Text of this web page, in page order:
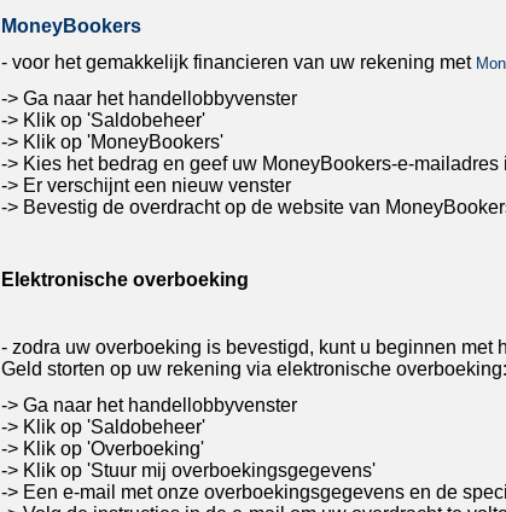
MoneyBookers
- voor het gemakkelijk financieren van uw rekening met
-> Ga naar het handellobbyvenster
-> Klik op 'Saldobeheer'
-> Klik op 'MoneyBookers'
-> Kies het bedrag en geef uw MoneyBookers-e-mailadres
-> Er verschijnt een nieuw venster
-> Bevestig de overdracht op de website van
Elektronische overboeking
- zodra uw overboeking is bevestigd, kunt u beginnen met
Geld storten op uw rekening via elektronische overboeking:
-> Ga naar het handellobbyvenster
-> Klik op 'Saldobeheer'
-> Klik op 'Overboeking'
-> Klik op 'Stuur mij overboekingsgegevens'
-> Een e-mail met onze overboekingsgegevens en de